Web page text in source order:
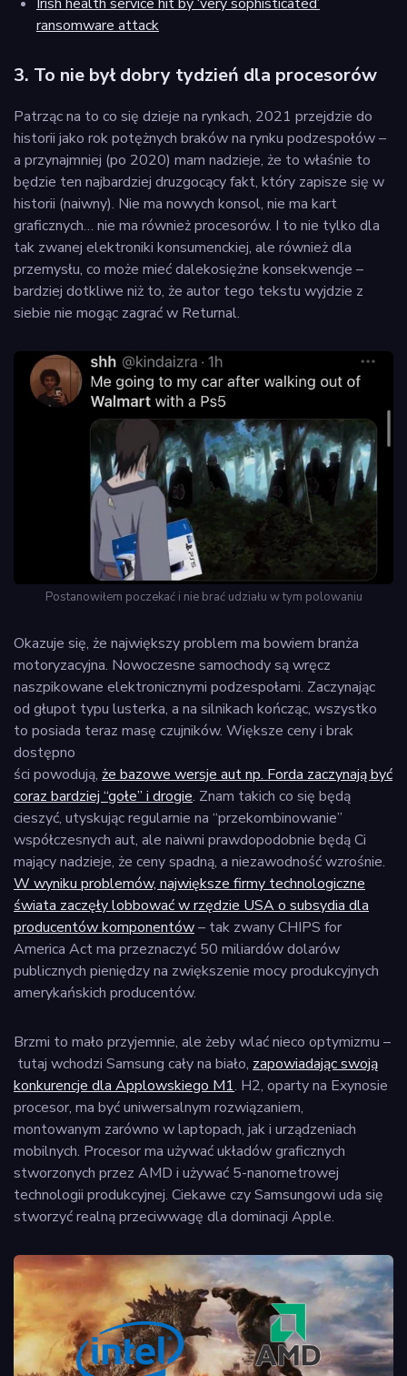
ransomware attack
3. To nie był dobry tydzień dla procesorów
Patrząc na to co się dzieje na rynkach, 2021 przejdzie do
historii jako rok potężnych braków na rynku podzespołów –
a przynajmniej (po 2020) mam nadzieje, że to właśnie to
będzie ten najbardziej druzgocący fakt, który zapisze się w
historii (naiwny). Nie ma nowych konsol, nie ma kart
graficznych… nie ma również procesorów. I to nie tylko dla
tak zwanej elektroniki konsumenckiej, ale również dla
przemysłu, co może mieć dalekosiężne konsekwencje –
bardziej dotkliwe niż to, że autor tego tekstu wyjdzie z
siebie nie mogąc zagrać w Returnal.
Postanowiłem poczekać i nie brać udziału w tym polowaniu
Okazuje się, że największy problem ma bowiem branża
motoryzacyjna. Nowoczesne samochody są wręcz
naszpikowane elektronicznymi podzespołami. Zaczynając
od głupot typu lusterka, a na silnikach kończąc, wszystko
to posiada teraz masę czujników. Większe ceny i brak
dostępno
ści powodują, że bazowe wersje aut np. Forda zaczynają być
coraz bardziej “gołe” i drogie. Znam takich co się będą
cieszyć, utyskując regularnie na “przekombinowanie”
współczesnych aut, ale naiwni prawdopodobnie będą Ci
mający nadzieje, że ceny spadną, a niezawodność wzrośnie.
W wyniku problemów, największe firmy technologiczne
świata zaczęły lobbować w rzędzie USA o subsydia dla
producentów komponentów– tak zwany CHIPS for
America Act ma przeznaczyć 50 miliardów dolarów
publicznych pieniędzy na zwiększenie mocy produkcyjnych
amerykańskich producentów.
Brzmi to mało przyjemnie, ale żeby wlać nieco optymizmu –
tutaj wchodzi Samsung cały na biało, zapowiadając swoją
konkurencje dla Applowskiego M1. H2, oparty na Exynosie
procesor, ma być uniwersalnym rozwiązaniem,
montowanym zarówno w laptopach, jak i urządzeniach
mobilnych. Procesor ma używać układów graficznych
stworzonych przez AMD i używać 5-nanometrowej
technologii produkcyjnej. Ciekawe czy Samsungowi uda się
stworzyć realną przeciwwagę dla dominacji Apple.